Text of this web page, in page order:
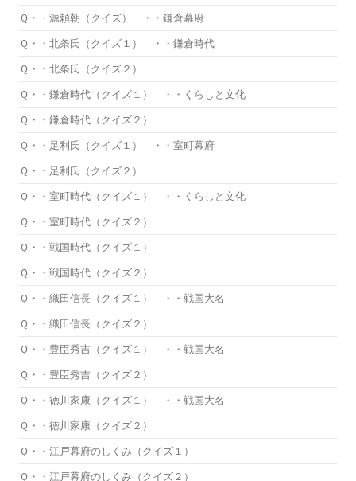
Ｑ・・源頼朝（クイズ） ・・鎌倉幕府
Ｑ・・北条氏（クイズ１） ・・鎌倉時代
Ｑ・・北条氏（クイズ２）
Ｑ・・鎌倉時代（クイズ１） ・・くらしと文化
Ｑ・・鎌倉時代（クイズ２）
Ｑ・・足利氏（クイズ１） ・・室町幕府
Ｑ・・足利氏（クイズ２）
Ｑ・・室町時代（クイズ１） ・・くらしと文化
Ｑ・・室町時代（クイズ２）
Ｑ・・戦国時代（クイズ１）
Ｑ・・戦国時代（クイズ２）
Ｑ・・織田信長（クイズ１） ・・戦国大名
Ｑ・・織田信長（クイズ２）
Ｑ・・豊臣秀吉（クイズ１） ・・戦国大名
Ｑ・・豊臣秀吉（クイズ２）
Ｑ・・徳川家康（クイズ１） ・・戦国大名
Ｑ・・徳川家康（クイズ２）
Ｑ・・江戸幕府のしくみ（クイズ１）
Ｑ・・江戸幕府のしくみ（クイズ２）